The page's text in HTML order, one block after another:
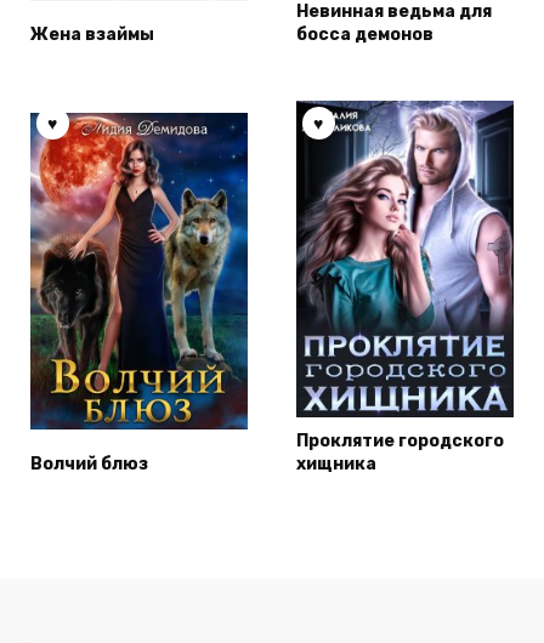
Жена взаймы
Невинная ведьма для
босса демонов
Волчий блюз
Проклятие городского
хищника